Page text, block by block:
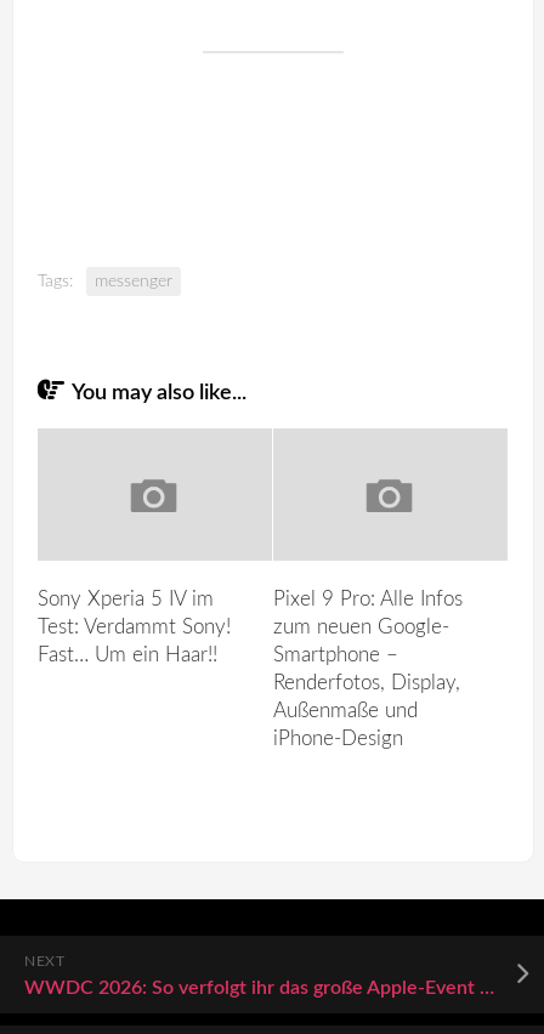
Tags: messenger
You may also like...
Sony Xperia 5 IV im
Test: Verdammt Sony!
Fast… Um ein Haar!!
Pixel 9 Pro: Alle Infos
zum neuen Google-
Smartphone –
Renderfotos, Display,
Außenmaße und
iPhone-Design
NEXT
WWDC 2026: So verfolgt ihr das große Apple-Event heute Abend im Live-Stream